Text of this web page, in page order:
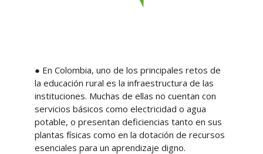
● En Colombia, uno de los principales retos de
la educación rural es la infraestructura de las
instituciones. Muchas de ellas no cuentan con
servicios básicos como electricidad o agua
potable, o presentan deficiencias tanto en sus
plantas físicas como en la dotación de recursos
esenciales para un aprendizaje digno.